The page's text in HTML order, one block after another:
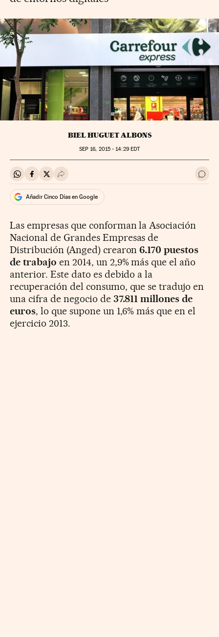
BIEL HUGUET ALBONS
SEP 16, 2015 - 14:29EDT
Compartir en Whatsapp
Compartir en Facebook
Compartir en Twitter
Desplegar Redes Sociales Ir a
Añadir Cinco Días en Google
Las empresas que conforman la Asociación
Nacional de Grandes Empresas de
Distribución (Anged) crearon6.170 puestos
de trabajo en 2014, un 2,9% más que el año
anterior. Este dato es debido a la
recuperación del consumo, que se tradujo en
una cifra de negocio de 37.811 millones de
euros, lo que supone un 1,6% más que en el
ejercicio 2013.